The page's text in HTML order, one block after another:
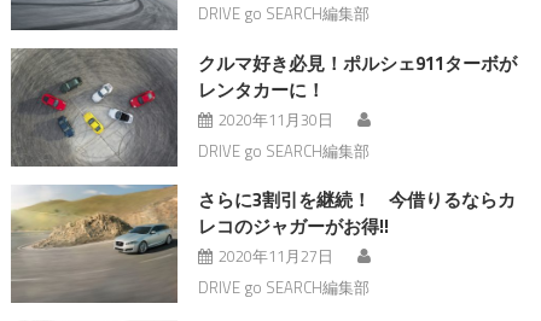
DRIVE go SEARCH編集部
クルマ好き必見！ポルシェ911ターボが
レンタカーに！
2020年11月30日
DRIVE go SEARCH編集部
さらに3割引を継続！ 今借りるならカ
レコのジャガーがお得!!
2020年11月27日
DRIVE go SEARCH編集部